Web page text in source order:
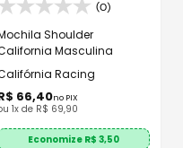
(0)
Shoulder
Masculina
Racing
66,40no PIX
1x de R$ 69,90
Economize R$ 3,50